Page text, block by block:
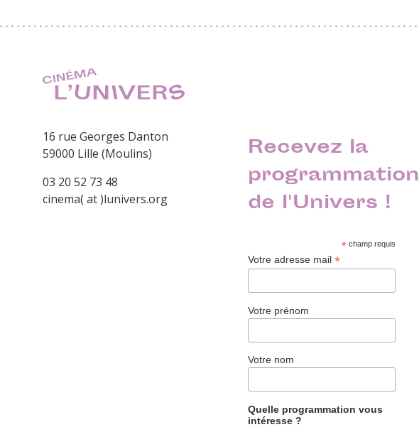
16 rue Georges Danton
59000 Lille (Moulins)
03 20 52 73 48
cinema( at )lunivers.org
Recevez la
programmation
de l'Univers !
*champ requis
Votre adresse mail*
Votre prénom
Votre nom
Quelle programmation vous
intéresse ?